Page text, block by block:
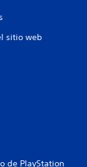
sitio web
de PlayStation